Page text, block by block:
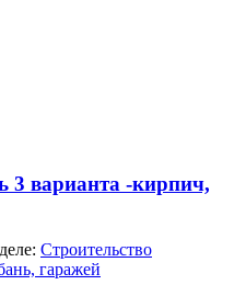
3 варианта -кирпич,
Строительство
гаражей